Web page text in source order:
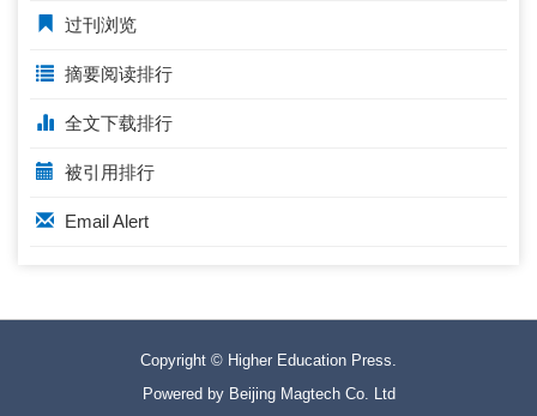
过刊浏览
摘要阅读排行
全文下载排行
被引用排行
Email Alert
Copyright © Higher Education Press.
Powered by Beijing Magtech Co. Ltd